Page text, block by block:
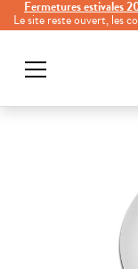
Fermetures estivales
Le site reste ouvert, les